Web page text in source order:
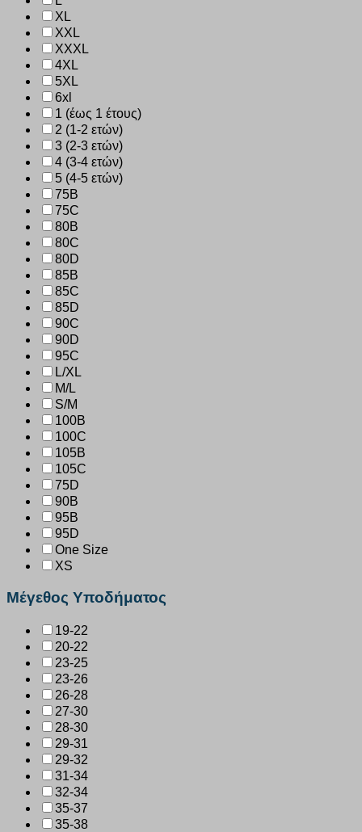
XL
XXL
XXXL
4XL
5XL
6xl
1 (έως 1 έτους)
2 (1-2 ετών)
3 (2-3 ετών)
4 (3-4 ετών)
5 (4-5 ετών)
75B
75C
80B
80C
80D
85B
85C
85D
90C
90D
95C
L/XL
M/L
S/M
100B
100C
105B
105C
75D
90B
95B
95D
One Size
XS
Μέγεθος Υποδήματος
19-22
20-22
23-25
23-26
26-28
27-30
28-30
29-31
29-32
31-34
32-34
35-37
35-38